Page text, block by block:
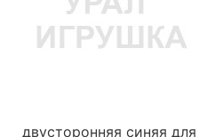
двусторонняя синяя